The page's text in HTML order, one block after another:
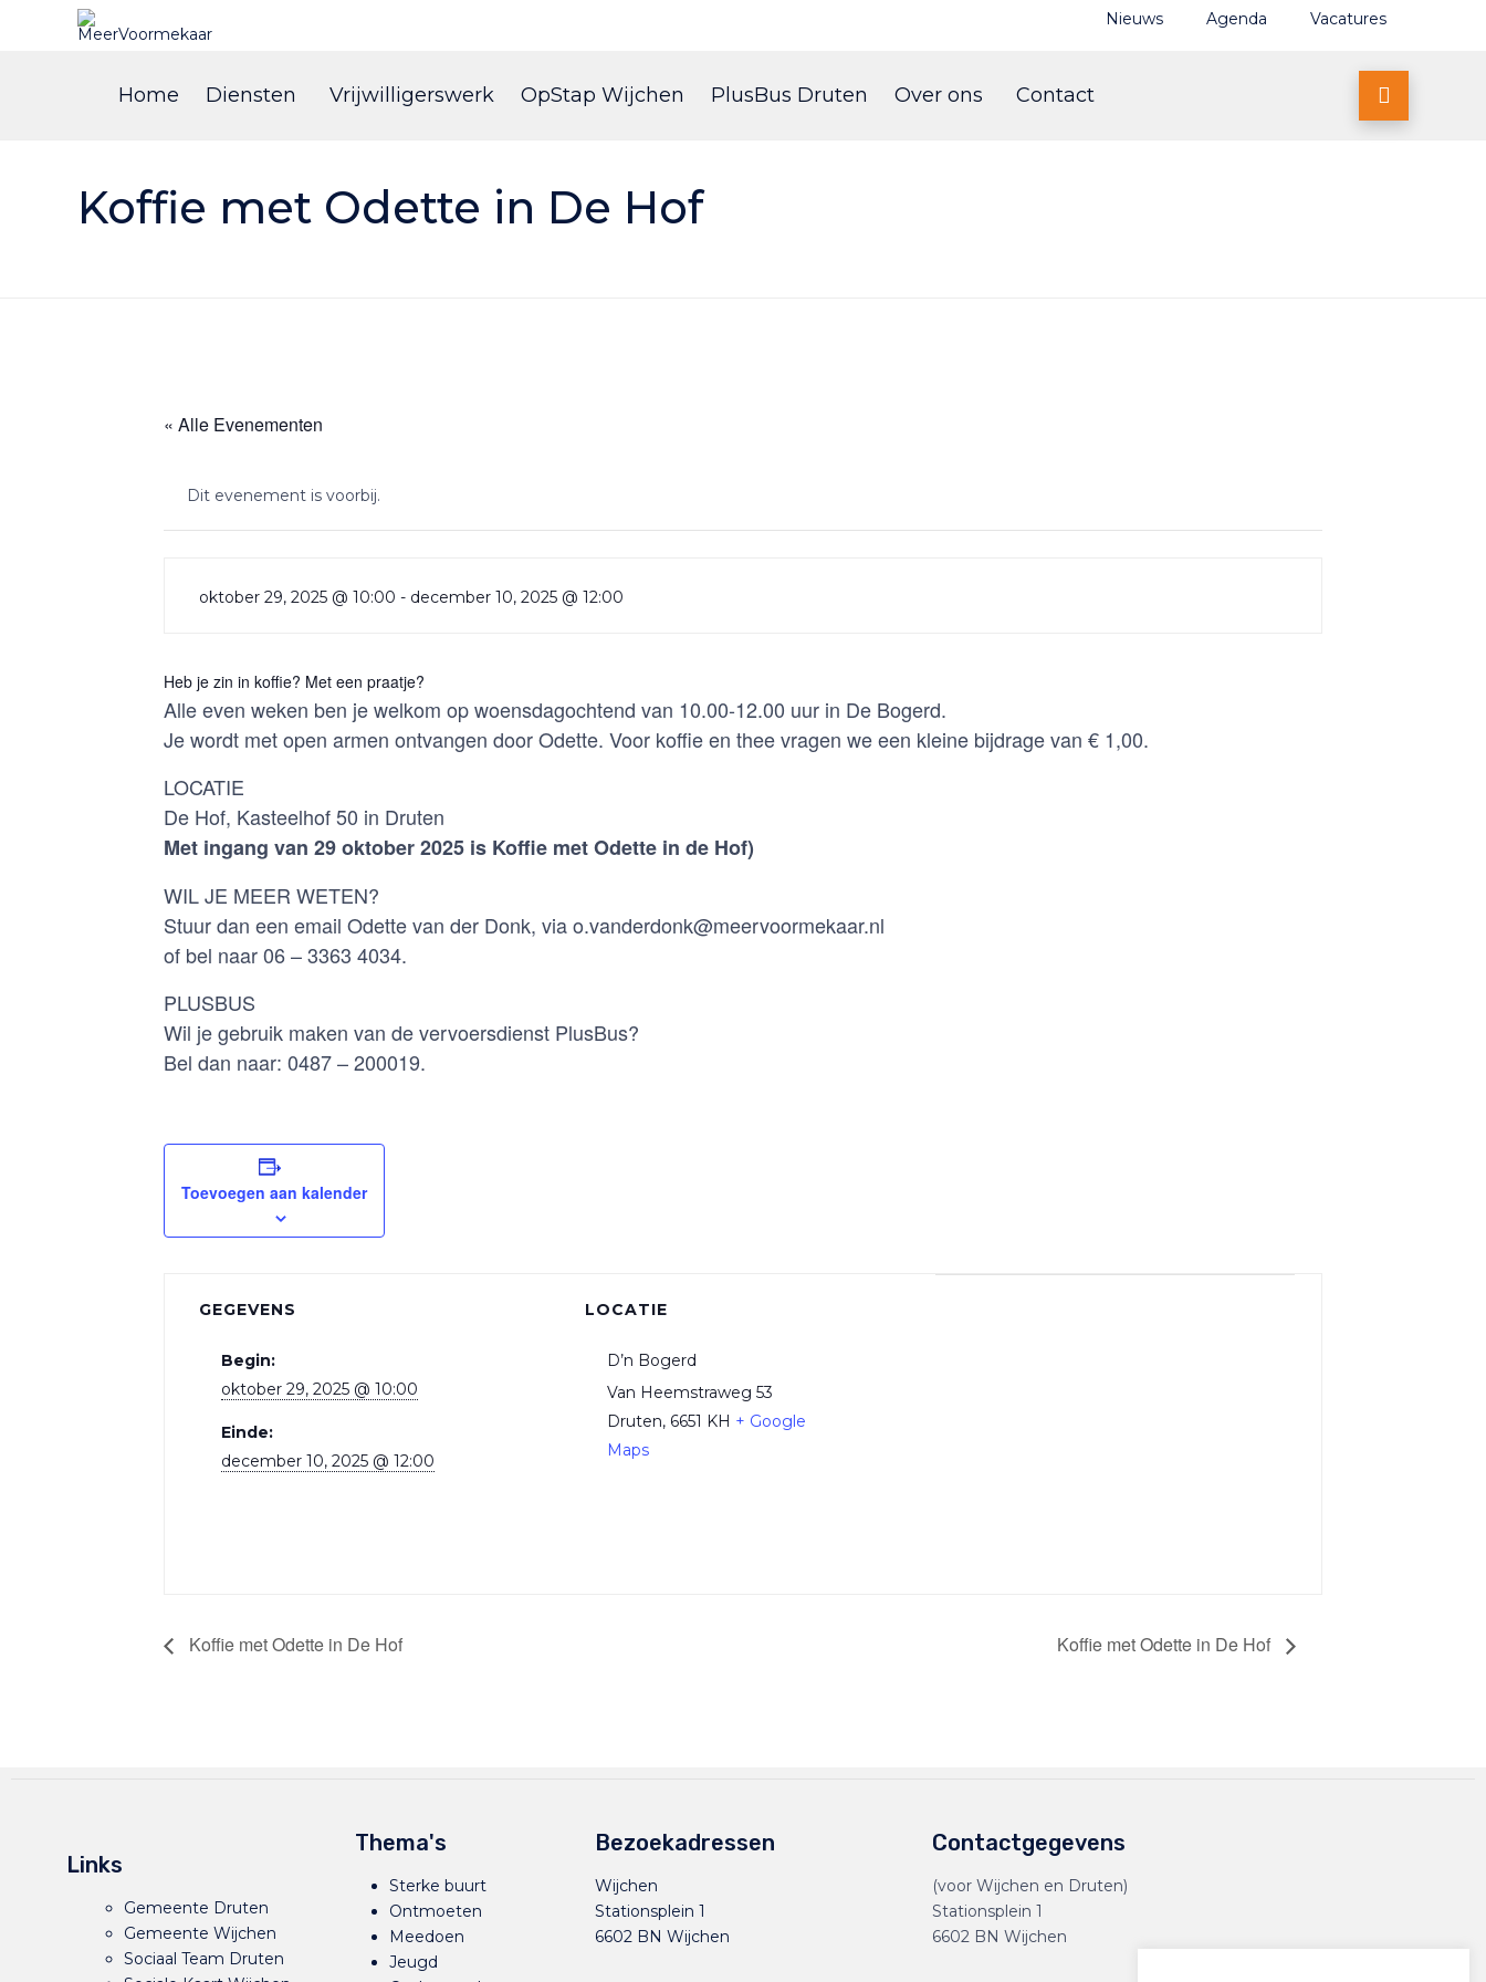
Nieuws Agenda Vacatures
to
Home Diensten Vrijwilligerswerk OpStap Wijchen PlusBus Druten Over ons Contact 
Koffie met Odette in De Hof
« Alle Evenementen
Dit evenement is voorbij.
oktober 29, 2025 @ 10:00 - december 10, 2025 @ 12:00
Heb je zin in koffie? Met een praatje?
Alle even weken ben je welkom op woensdagochtend van 10.00-12.00 uur in De Bogerd.
Je wordt met open armen ontvangen door Odette. Voor koffie en thee vragen we een kleine bijdrage van € 1,00.
LOCATIE
De Hof, Kasteelhof 50 in Druten
Met ingang van 29 oktober 2025 is Koffie met Odette in de Hof)
WIL JE MEER WETEN?
Stuur dan een email Odette van der Donk, via o.vanderdonk@meervoormekaar.nl
of bel naar 06 – 3363 4034.
PLUSBUS
Wil je gebruik maken van de vervoersdienst PlusBus?
Bel dan naar: 0487 – 200019.
Toevoegen aan kalender
GEGEVENS
Begin:
oktober 29, 2025 @ 10:00
Einde:
december 10, 2025 @ 12:00
LOCATIE
D’n Bogerd
Van Heemstraweg 53
Druten, 6651 KH + Google
Maps
Koffie met Odette in De Hof Koffie met Odette in De Hof
Links
Gemeente Druten
Gemeente Wijchen
Sociaal Team Druten
Thema's
Sterke buurt
Ontmoeten
Meedoen
Jeugd
Bezoekadressen
Wijchen
Stationsplein 1
6602 BN Wijchen
Contactgegevens
(voor Wijchen en Druten)
Stationsplein 1
6602 BN Wijchen